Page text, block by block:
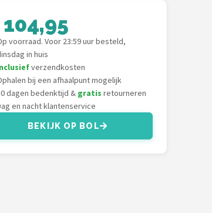
voorraad. Voor 23:59 uur besteld,
in huis
verzendkosten
bij een afhaalpunt mogelijk
dagen bedenktijd & gratis retourneren
en nacht klantenservice
BEKIJK OP BOL